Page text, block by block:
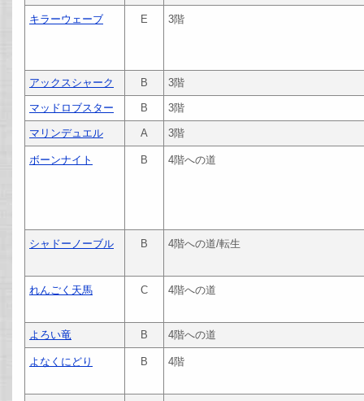
キラーウェーブ E 3階
アックスシャーク B 3階
マッドロブスター B 3階
マリンデュエル A 3階
ボーンナイト B 4階への道
シャドーノーブル B 4階への道/転生
れんごく天馬 C 4階への道
よろい竜 B 4階への道
よなくにどり B 4階